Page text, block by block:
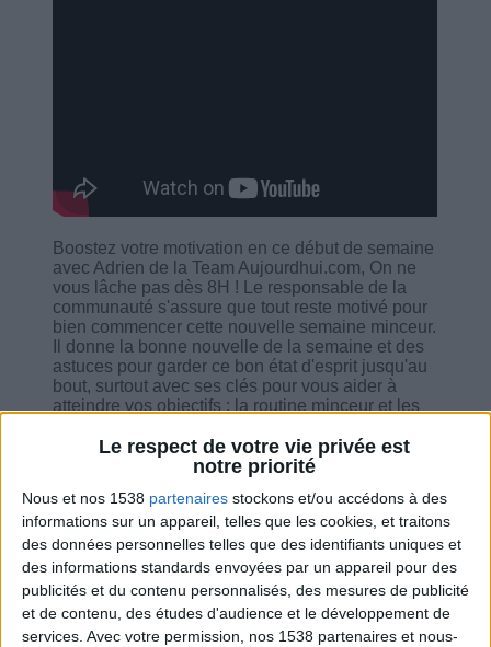
Le respect de votre vie privée est
notre priorité
Nous et nos 1538 partenaires stockons et/ou accédons à des
informations sur un appareil, telles que les cookies, et traitons
des données personnelles telles que des identifiants uniques et
des informations standards envoyées par un appareil pour des
publicités et du contenu personnalisés, des mesures de publicité
et de contenu, des études d'audience et le développement de
services. Avec votre permission, nos 1538 partenaires et nous-
Boostez votre motivation en ce début de semaine
avec Adrien de la Team Aujourdhui.com, On ne
vous lâche pas dès 8H ! Le responsable de la
communauté s'assure que tout reste motivé pour
bien commencer cette nouvelle semaine minceur.
Il donne la bonne nouvelle de la semaine et des
astuces pour garder ce bon état d'esprit jusqu'au
bout, surtout avec ses clés pour vous aider à
atteindre vos objectifs : la routine minceur et les
Combien de kilos souhaitez-vous perdre ?
Moins de
5 kilos
De 5 à 10
kilos
Plus de
10 kilos